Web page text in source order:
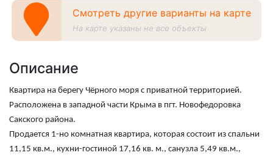
Смотреть другие варианты на карте
На карте указаны не все объекты
Описание
Квартира на берегу Чёрного моря с приватной территорией.
Расположена в западной части Крыма в пгт. Новофедоровка
Сакского района.
Продается 1-но комнатная квартира, которая состоит из спальни
11,15 кв.м., кухни-гостиной 17,16 кв. м., санузла 5,49 кв.м.,